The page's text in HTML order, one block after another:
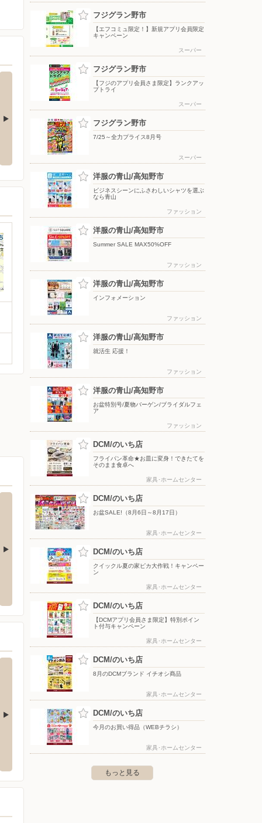
8/6〜おうちで味わう夏の贅沢
8/4〜エフカポイント10倍商品の
シュフー
〒108-0023 東京都港区芝浦3-19-26 TOPPAN芝浦ビル
〒785-0009 須崎市西町2-7-15
フジグラン野市
【エフコミュ限定！】新規アプリ会員限定
キャンペーン
スーパー
フジグラン野市
【フジのアプリ会員さま限定】ランクアッ
プトライ
スーパー
フジグラン野市
7/25～全力プライス8月号
スーパー
洋服の青山/高知野市
ビジネスシーンにふさわしいシャツを選ぶ
なら青山
ファッション
洋服の青山/高知野市
Summer SALE MAX50%OFF
ファッション
洋服の青山/高知野市
インフォメーション
ファッション
洋服の青山/高知野市
就活生 応援！
ファッション
洋服の青山/高知野市
お盆特別号/夏物バーゲン/ブライダルフェ
ア
ファッション
DCM/のいち店
フライパン革命★お皿に変身！できたてを
そのまま食卓へ
家具･ホームセンター
DCM/のいち店
お盆SALE!（8月6日～8月17日）
家具･ホームセンター
DCM/のいち店
クイックル夏の家ピカ大作戦！キャンペー
ン
家具･ホームセンター
DCM/のいち店
【DCMアプリ会員さま限定】特別ポイン
ト付与キャンペーン
家具･ホームセンター
DCM/のいち店
8月のDCMブランド イチオシ商品
家具･ホームセンター
DCM/のいち店
今月のお買い得品（WEBチラシ）
家具･ホームセンター
もっと見る